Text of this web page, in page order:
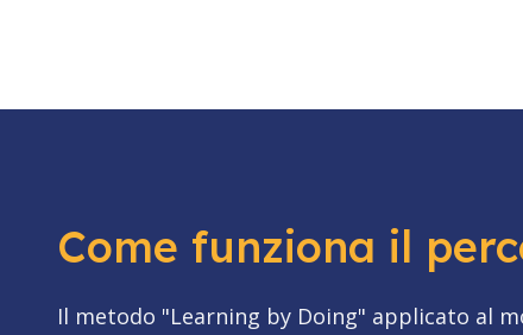
Come funziona il
Il metodo "Learning by Doing" applicato al